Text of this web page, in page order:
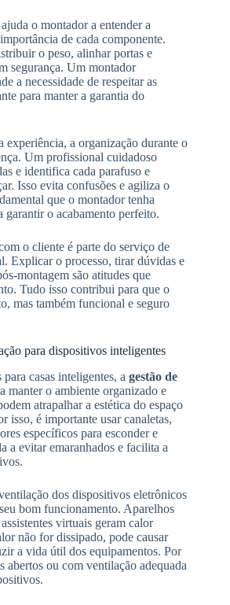
o montador a entender a
de cada componente.
o peso, alinhar portas e
segurança. Um montador
a necessidade de respeitar as
para manter a garantia do
experiência, a organização durante o
Um profissional cuidadoso
e identifica cada parafuso e
Isso evita confusões e agiliza o
que o montador tenha
garantir o acabamento perfeito.
o cliente é parte do serviço de
Explicar o processo, tirar dúvidas e
montagem são atitudes que
Tudo isso contribui para que o
mas também funcional e seguro
para dispositivos inteligentes
casas inteligentes, a gestão de
manter o ambiente organizado e
atrapalhar a estética do espaço
isso, é importante usar canaletas,
específicos para esconder e
a evitar emaranhados e facilita a
dos dispositivos eletrônicos
bom funcionamento. Aparelhos
virtuais geram calor
não for dissipado, pode causar
a vida útil dos equipamentos. Por
abertos ou com ventilação adequada